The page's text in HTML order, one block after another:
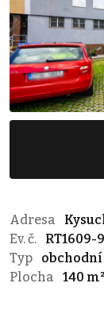
Adresa
Ev. č.
RT1609-
Typ
Plocha
140 m²